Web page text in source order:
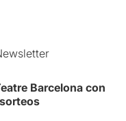
Barcelona con